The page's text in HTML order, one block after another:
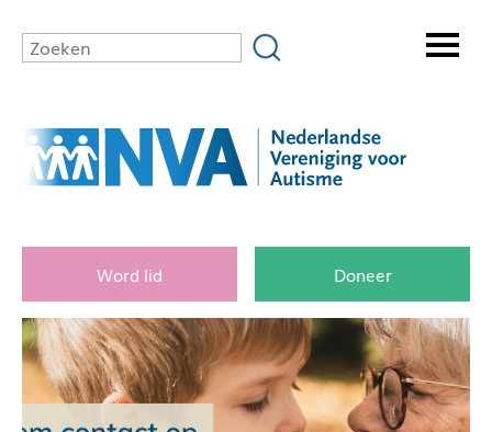
Word lid Doneer